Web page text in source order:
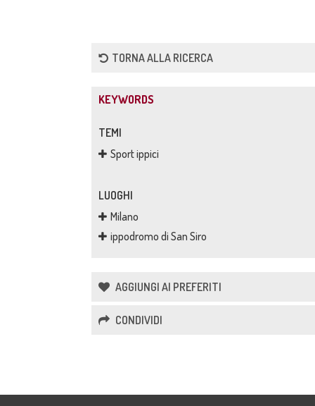
TORNA ALLA RICERCA
KEYWORDS
TEMI
Sport ippici
LUOGHI
Milano
ippodromo di San Siro
AGGIUNGI AI PREFERITI
CONDIVIDI